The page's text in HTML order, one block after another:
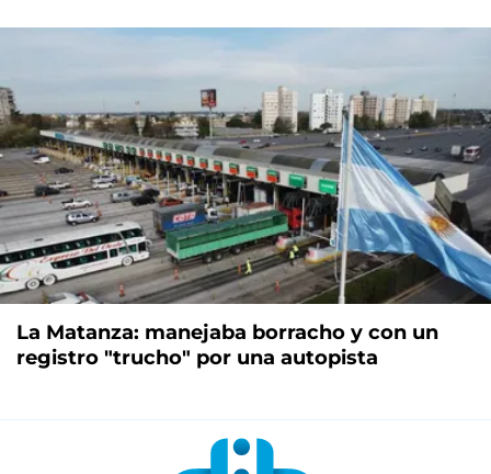
La Matanza: manejaba borracho y con un
registro "trucho" por una autopista